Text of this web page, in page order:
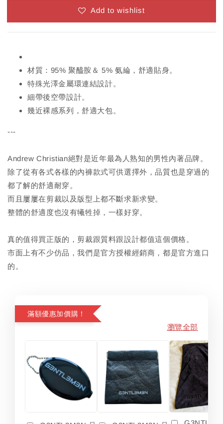
Add to wishlist
材質：95% 聚醯胺＆ 5% 氨綸，舒適貼身。
特殊光澤金屬環連結設計。
細帶後空帶設計。
幾近裸感系列，舒適大包。
---
Andrew Christian絕對是近年最為人熟知的男性內著品牌。
除了從有各式各樣的內褲款式可供選擇外，品質也是穿過的
都了解的舒適耐穿。
而且屢屢在剪裁以及版型上都不斷求新求變。
整體的舒適度也沒有犧牲掉，一樣好穿。
真的值得買正版的，剪裁跟質料跟設計都值這個價格。
市面上有不少仿品，我們是官方授權經銷商，都是官方進口
的。
滿額優惠加價購！
瀏覽全部